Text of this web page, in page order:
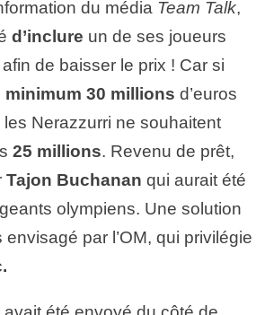
du média Team Talk,
d’inclure un de ses joueurs
de baisser le prix ! Car si
minimum 30 millions d’euros
Nerazzurri ne souhaitent
25 millions. Revenu de prêt,
Tajon Buchanan qui aurait été
olympiens. Une solution
par l’OM, qui privilégie